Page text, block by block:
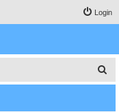
Login
e